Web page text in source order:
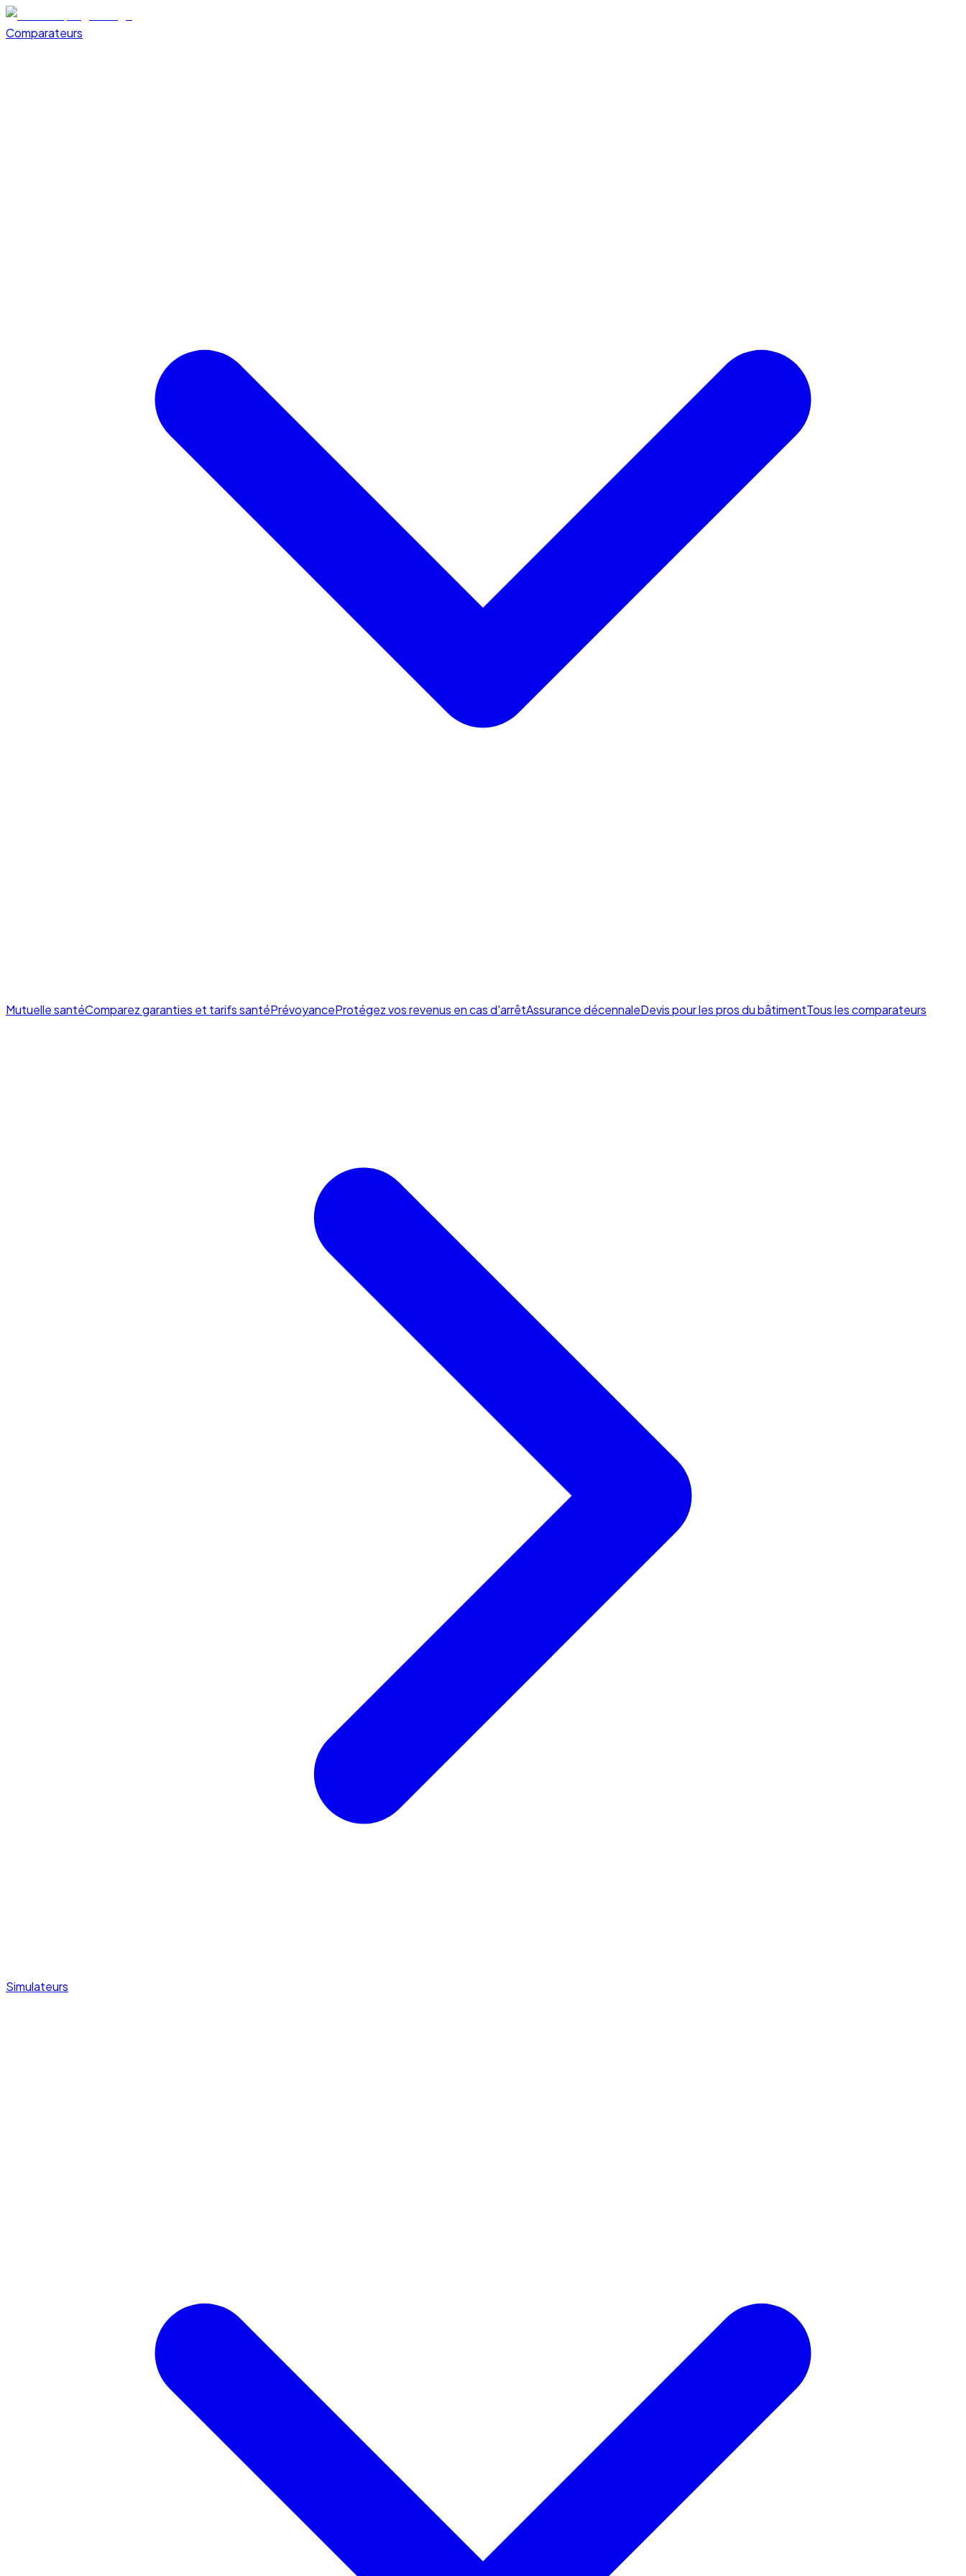
Comparateurs
Mutuelle santéComparez garanties et tarifs santéPrévoyanceProtégez vos revenus en cas d'arrêtAssurance décennaleDevis pour les pros du bâtimentTous les comparateurs
Simulateurs